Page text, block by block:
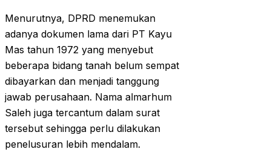
Menurutnya, DPRD menemukan
adanya dokumen lama dari PT Kayu
Mas tahun 1972 yang menyebut
beberapa bidang tanah belum sempat
dibayarkan dan menjadi tanggung
jawab perusahaan. Nama almarhum
Saleh juga tercantum dalam surat
tersebut sehingga perlu dilakukan
penelusuran lebih mendalam.